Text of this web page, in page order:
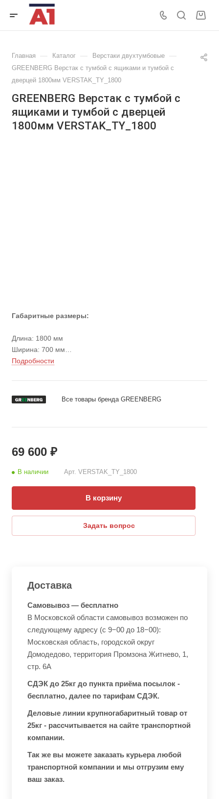
Главная — Каталог — Верстаки двухтумбовые —
GREENBERG Верстак с тумбой с ящиками и тумбой с
дверцей 1800мм VERSTAK_ТY_1800
GREENBERG Верстак с тумбой с
ящиками и тумбой с дверцей
1800мм VERSTAK_ТY_1800
Габаритные размеры:
Длина: 1800 мм
Ширина: 700 мм
Высота стола: 855 мм
Подробности
Все товары бренда GREENBERG
69 600 ₽
В наличии Арт. VERSTAK_ТY_1800
В корзину
Задать вопрос
Доставка
Самовывоз — бесплатно
В Московской области самовывоз возможен по
следующему адресу (с 9−00 до 18−00):
Московская область, городской округ
Домодедово, территория Промзона Житнево, 1,
стр. 6А
СДЭК до 25кг до пункта приёма посылок -
бесплатно, далее по тарифам СДЭК.
Деловые линии крупногабаритный товар от
25кг - рассчитывается на сайте транспортной
компании.
Так же вы можете заказать курьера любой
транспортной компании и мы отгрузим ему
ваш заказ.